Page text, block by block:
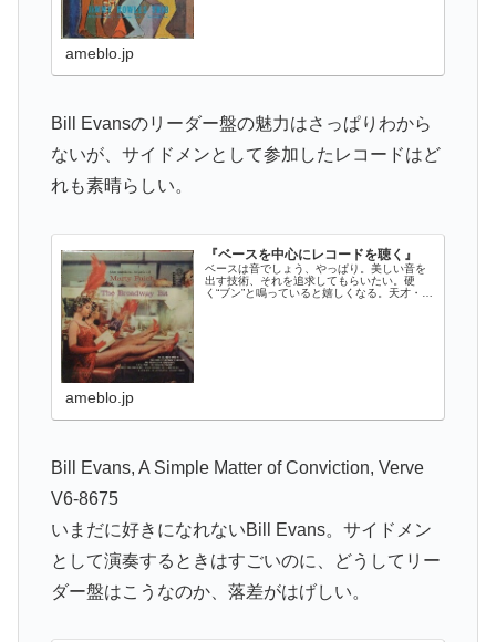
ameblo.jp
Bill Evansのリーダー盤の魅力はさっぱりわから
ないが、サイドメンとして参加したレコードはど
れも素晴らしい。
『ベースを中心にレコードを聴く』
ベースは音でしょう、やっぱり。美しい音を
出す技術、それを追求してもらいたい。硬
く“ブン”と鳴っていると嬉しくなる。天才・
ameblo.jp
Bill Evans, A Simple Matter of Conviction, Verve
V6-8675
いまだに好きになれないBill Evans。サイドメン
として演奏するときはすごいのに、どうしてリー
ダー盤はこうなのか、落差がはげしい。